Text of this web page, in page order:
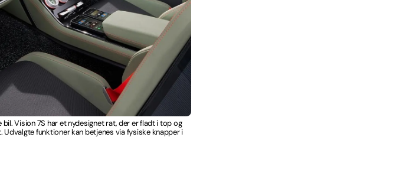
Vision 7S har et nydesignet rat, der er fladt i top og
funktioner kan betjenes via fysiske knapper i